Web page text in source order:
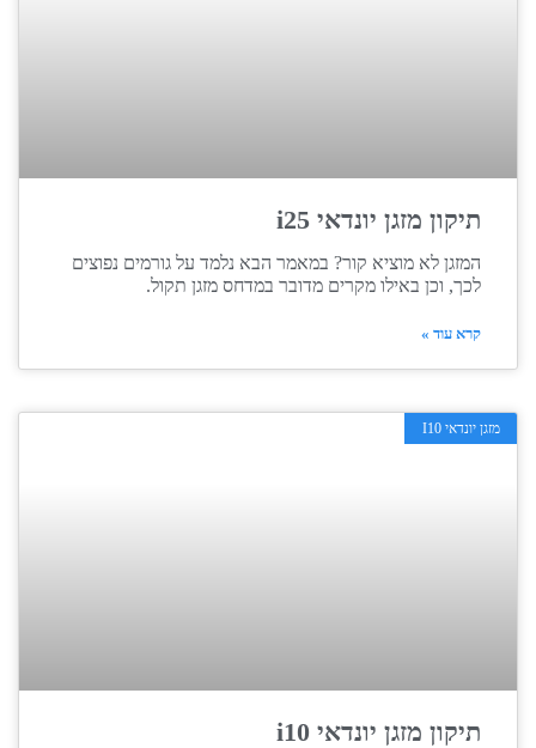
תיקון מזגן יונדאי i25
המזגן לא מוציא קור? במאמר הבא נלמד על גורמים נפוצים
לכך, וכן באילו מקרים מדובר במדחס מזגן תקול.
קרא עוד »
מזגן יונדאי I10
תיקון מזגן יונדאי i10